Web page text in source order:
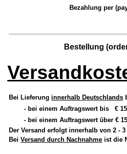
Bezahlung per
Bestellung
Bei Lieferung innerhalb Deutschlands
- bei einem Auftragswert bis
€
- bei einem Auftragswert über €
Der Versand erfolgt innerhalb von 2
Bei Versand durch Nachnahme ist die